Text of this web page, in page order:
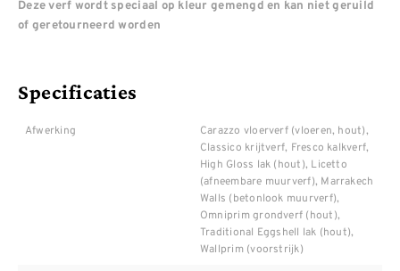
Deze verf wordt speciaal op kleur gemengd en kan niet geruild
of geretourneerd worden
Specificaties
Afwerking
Carazzo vloerverf (vloeren, hout),
Classico krijtverf, Fresco kalkverf,
High Gloss lak (hout), Licetto
(afneembare muurverf), Marrakech
Walls (betonlook muurverf),
Omniprim grondverf (hout),
Traditional Eggshell lak (hout),
Wallprim (voorstrijk)